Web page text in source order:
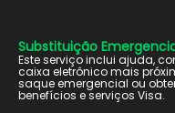
Substituição
Este serviço inclui ajuda,
caixa eletrônico mais
saque emergencial ou
benefícios e serviços Visa.